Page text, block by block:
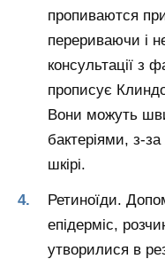
пропиваются
перериваючи і
консультації з
прописує
Вони можуть
бактеріями, з-
шкірі.
Ретиноїди.
епідерміс,
утворилися в